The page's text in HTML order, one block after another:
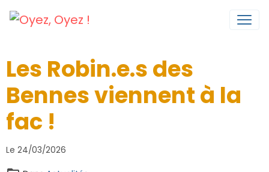
Les Robin.e.s des
Bennes viennent à la
fac !
Le 24/03/2026